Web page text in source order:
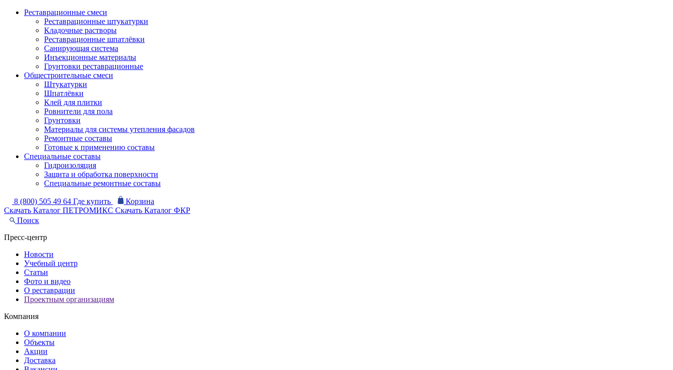
Реставрационные смеси
Реставрационные штукатурки
Кладочные растворы
Реставрационные шпатлёвки
Санирующая система
Инъекционные материалы
Грунтовки реставрационные
Общестроительные смеси
Штукатурки
Шпатлёвки
Клей для плитки
Ровнители для пола
Грунтовки
Материалы для системы утепления фасадов
Ремонтные составы
Готовые к применению составы
Специальные составы
Гидроизоляция
Защита и обработка поверхности
Специальные ремонтные составы
8 (800) 505 49 64 Где купить
Корзина
Скачать Каталог ПЕТРОМИКС Скачать Каталог ФКР
Поиск
Пресс-центр
Новости
Учебный центр
Статьи
Фото и видео
О реставрации
Проектным организациям
Компания
О компании
Объекты
Акции
Доставка